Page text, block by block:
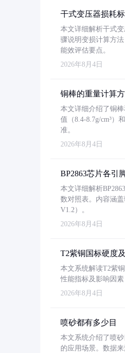
干式变压器损耗
本文详细解析干式
骤说明变损计算方
能效评估要点。
2026年8月4日
铜棒的重量计算
本文详细介绍了铜
值（8.4-8.7g/cm³）
准。
2026年8月4日
BP2863芯片各引
本文详细解析
数对照表。内容涵
V1.2）。
2026年8月4日
T2紫铜国标硬度
本文系统解读T2紫
性能指标及影响因
2026年8月4日
喷砂都有多少目
本文系统介绍了喷
的应用场景。数据